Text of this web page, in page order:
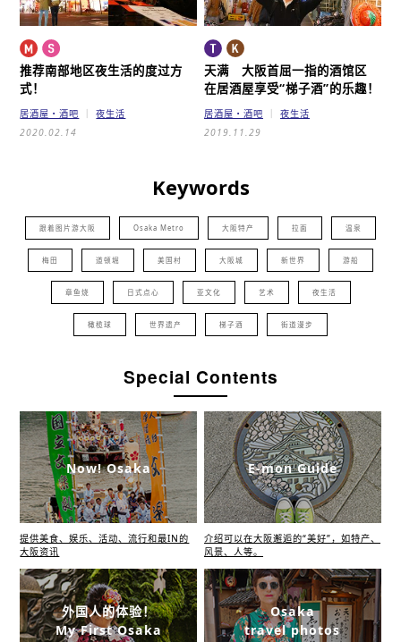
推荐南部地区夜生活的度过方
式！
居酒屋・酒吧
夜生活
2020.02.14
天满 大阪首屈一指的酒馆区
在居酒屋享受“梯子酒”的乐趣！
居酒屋・酒吧
夜生活
2019.11.29
Keywords
跟着图片游大阪 Osaka Metro 大阪特产 拉面 温泉
梅田 道顿堀 美国村 大阪城 新世界 游船
章鱼烧 日式点心 亚文化 艺术 夜生活
橄榄球 世界遗产 梯子酒 街道漫步
Special Contents
Now! Osaka
提供美食、娱乐、活动、流行和最IN的
大阪资讯
E-mon Guide
介绍可以在大阪邂逅的“美好”，如特产、
风景、人等。
外国人的体验！
My First Osaka
Osaka
travel photos